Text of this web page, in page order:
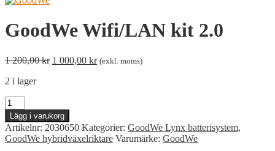
GoodWe Wifi/LAN kit 2.0
1 200,00kr Det
200,00 kr.
1 000,00 krDet
(exkl. moms)
2 i lager
GoodWe
Wifi/LAN
kit
2.0
mängd
Lägg i varukorg
Artikelnr: 2030650 Kategorier: GoodWe Lynx batterisystem,
GoodWe hybridväxelriktare Varumärke: GoodWe